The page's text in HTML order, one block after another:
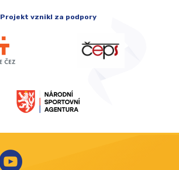
Projekt vznikl za podpory